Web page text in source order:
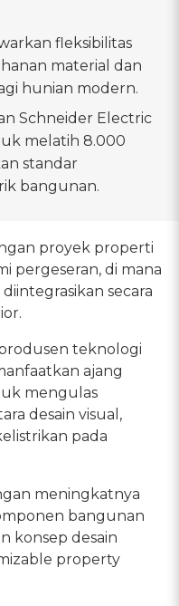
fleksibilitas
material dan
hunian modern.
Schneider Electric
melatih 8.000
standar
bangunan.
proyek properti
pergeseran, di mana
secara
teknologi
ajang
mengulas
desain visual,
pada
meningkatnya
bangunan
konsep desain
property